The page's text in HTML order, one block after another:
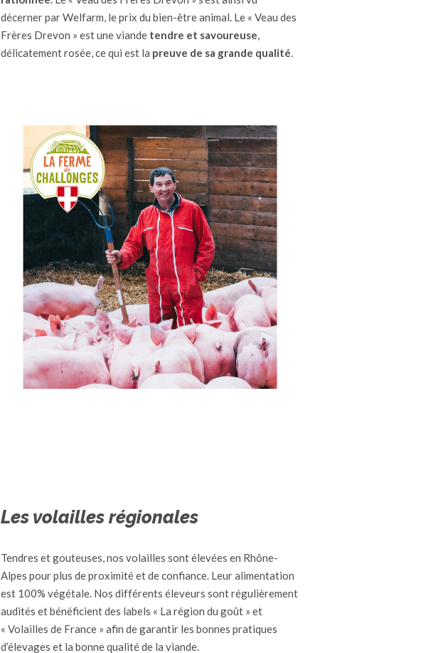
décerner par Welfarm, le prix du bien-être animal. Le « Veau des
Frères Drevon » est une viande tendre et savoureuse,
délicatement rosée, ce qui est la preuve de sa grande qualité.
Les volailles régionales
Tendres et gouteuses, nos volailles sont élevées en Rhône-
Alpes pour plus de proximité et de confiance. Leur alimentation
est 100% végétale. Nos différents éleveurs sont régulièrement
audités et bénéficient des labels « La région du goût » et
« Volailles de France » afin de garantir les bonnes pratiques
d’élevages et la bonne qualité de la viande.